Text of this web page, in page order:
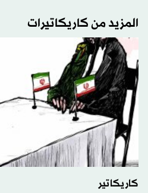
المزيد من كاريكاتيرات
كاريكاتير